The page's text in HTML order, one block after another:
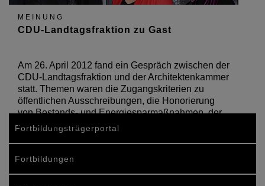
MEINUNG
CDU-Landtagsfraktion zu Gast
Am 26. April 2012 fand ein Gespräch zwischen der
CDU-Landtagsfraktion und der Architektenkammer
statt. Themen waren die Zugangskriterien zu
öffentlichen Ausschreibungen, die Honorierung
von Bestands- und Energiesparmaßnahmen, der
demografische…
Fortbildungsträgerportal
Fortbildungen